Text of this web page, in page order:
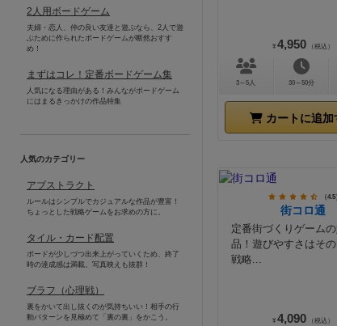
¥ 4,950 （税込）
3～5人 30～50分
カートに追加
（4.5
街コロ通
定番街づくりゲーム
品！遊びやすさはそ
戦略...
¥ 4,090 （税込）
2人用ボードゲーム
夫婦・恋人、仲の良い友達と遊ぶなら、2人で遊
ぶために作られたボードゲームが断然おすす
め！
まずはコレ！定番ボードゲーム集
人気になる理由がある！みんながボードゲーム
にはまるきっかけの作品特集
人気のカテゴリー
アブストラクト
ルールはシンプルでカジュアルな作品が豊富！
ちょっとした戦略ゲームをお求めの方に。
タイル・カード配置
ボードが少しづつ出来上がっていくため、終了
時の達成感は満載。写真映えも抜群！
ブラフ（心理戦）
裏をかいて出し抜くのが気持ちいい！相手の行
動パターンを見極めて「裏の裏」をかこう。